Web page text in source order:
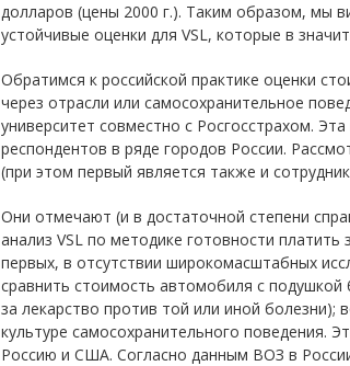
долларов (цены 2000 г.). Таким образом, мы
устойчивые оценки для VSL, которые в
Обратимся к российской практике оценки
через отрасли или самосохранительное
университет совместно с Росгосстрахом.
респондентов в ряде городов России.
(при этом первый является также и
Они отмечают (и в достаточной степени
анализ VSL по методике готовности
первых, в отсутствии широкомасштабных
сравнить стоимость автомобиля с
за лекарство против той или иной
культуре самосохранительного поведения.
Россию и США. Согласно данным ВОЗ в